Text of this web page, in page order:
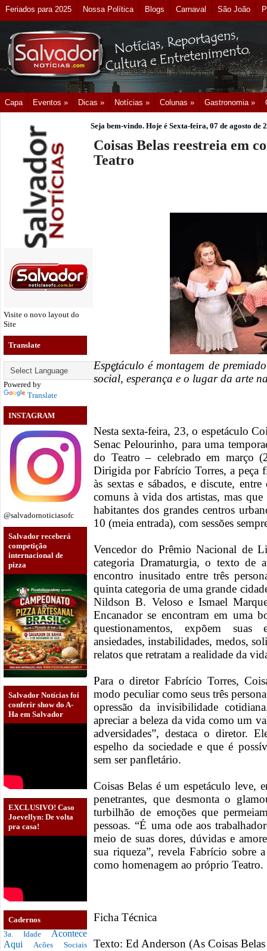
Feriados para 2025 Nossa Política Blogs Carnaval São João
Capa Eventos » Dicas » Notícias » Colunas » Gastronomia »
Visite o novo layout do
Site
Translate
Powered by
Translate
INSTAGRAM
@salvadornoticiasofc
Salvador receberá
competição
internacional de
pizza
Salvador Notícias foi
conferir show do A-
Ha em Salvador
EXCLUSIVO! Caso
Joevellyn: De volta
pra casa!
Cadernos
3a. Idade Acontece
Aqui Acões Sociais
Seja bem-vindo. Hoje é Sexta-feira, 07 de agosto de
Coisas Belas reestreia em
Teatro
Espetáculo é montagem de
social, esperança e o lugar da arte
Nesta sexta-feira, 23, o espetáculo
Senac Pelourinho, para uma
do Teatro – celebrado em março
Dirigida por Fabrício Torres, a peça
às sextas e sábados, e discute,
comuns à vida dos artistas, mas
habitantes dos grandes centros
10 (meia entrada), com sessões
Vencedor do Prêmio Nacional de
categoria Dramaturgia, o texto de
encontro inusitado entre três
quinta categoria de uma grande
Nildson B. Veloso e Ismael
Encanador se encontram em uma
questionamentos, expõem suas
ansiedades, instabilidades, medos,
relatos que retratam a realidade da
Para o diretor Fabrício Torres,
modo peculiar como seus três
opressão da invisibilidade
apreciar a beleza da vida como um
adversidades”, destaca o diretor.
espelho da sociedade e que é
sem ser panfletário.
Coisas Belas é um espetáculo leve,
penetrantes, que desmonta o
turbilhão de emoções que
pessoas. “É uma ode aos
meio de suas dores, dúvidas e
sua riqueza”, revela Fabrício sobre
como homenagem ao próprio Teatro.
Ficha Técnica
Texto: Ed Anderson (As Coisas